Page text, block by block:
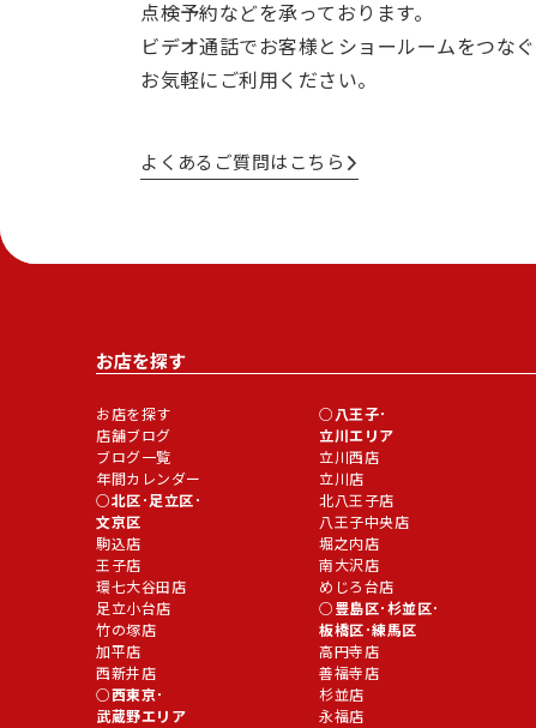
点検予約などを承っております。
ビデオ通話でお客様とショールームをつなぐ
お気軽にご利用ください。
よくあるご質問はこちら
お店を探す
お店を探す
店舗ブログ
ブログ一覧
年間カレンダー
北区･足立区･
文京区
駒込店
王子店
環七大谷田店
足立小台店
竹の塚店
加平店
西新井店
西東京･
武蔵野エリア
八王子･
立川エリア
立川西店
立川店
北八王子店
八王子中央店
堀之内店
南大沢店
めじろ台店
豊島区･杉並区･
板橋区･練馬区
高円寺店
善福寺店
杉並店
永福店